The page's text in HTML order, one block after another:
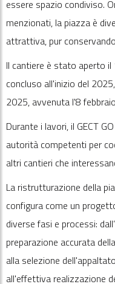
essere spazio condiviso.
menzionati, la piazza è
attrattiva, pur
Il cantiere è stato aperto
concluso all'inizio del
2025, avvenuta l'8
Durante i lavori, il GECT
autorità competenti per
altri cantieri che
La ristrutturazione della
configura come un
diverse fasi e processi:
preparazione accurata
alla selezione
all'effettiva realizzazione